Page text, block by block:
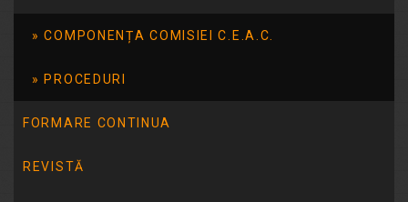
COMPONENȚA COMISIEI C.E.A.C.
PROCEDURI
FORMARE CONTINUA
REVISTĂ